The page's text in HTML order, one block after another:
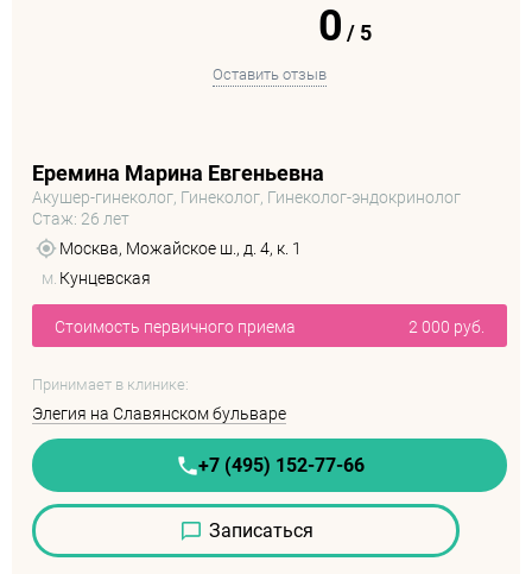
0 /5
Оставить отзыв
Еремина Марина Евгеньевна
Акушер-гинеколог, Гинеколог, Гинеколог-эндокринолог
Стаж: 26 лет
Москва, Можайское ш., д. 4, к. 1
м. Кунцевская
Стоимость первичного приема 2 000 руб.
Принимает в клинике:
Элегия на Славянском бульваре
+7 (495) 152-77-66
Записаться